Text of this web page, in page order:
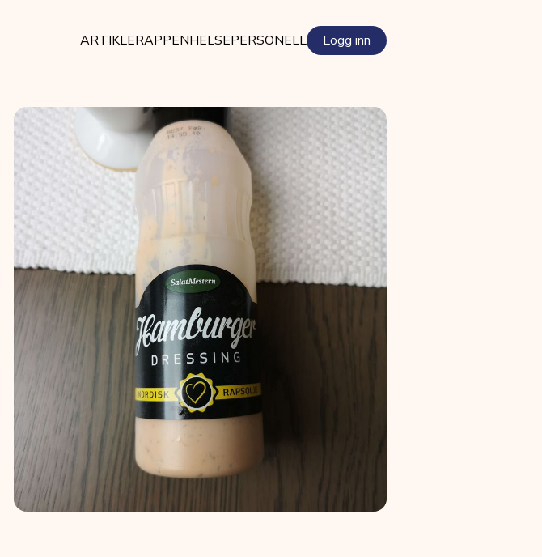
ARTIKLERAPPENHELSEPERSONELL Logg inn